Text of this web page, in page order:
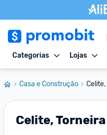
Categorias Lojas
Casa e Construção
Celite,